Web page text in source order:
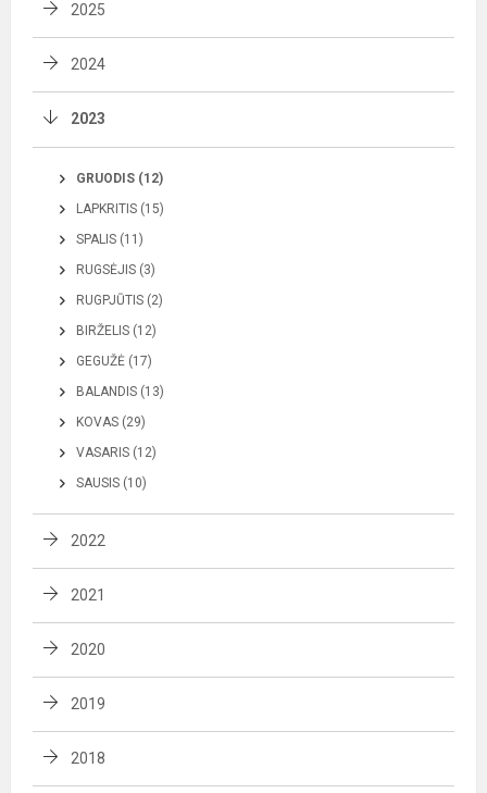
2025
2024
2023
GRUODIS (12)
LAPKRITIS (15)
SPALIS (11)
RUGSĖJIS (3)
RUGPJŪTIS (2)
BIRŽELIS (12)
GEGUŽĖ (17)
BALANDIS (13)
KOVAS (29)
VASARIS (12)
SAUSIS (10)
2022
2021
2020
2019
2018